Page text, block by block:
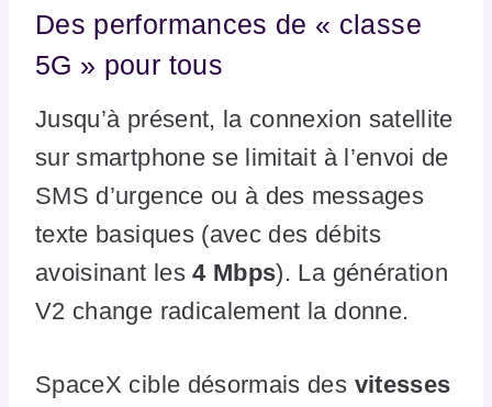
Des performances de « classe
5G » pour tous
Jusqu’à présent, la connexion satellite
sur smartphone se limitait à l’envoi de
SMS d’urgence ou à des messages
texte basiques (avec des débits
avoisinant les4 Mbps). La génération
V2 change radicalement la donne.
SpaceX cible désormais des vitesses